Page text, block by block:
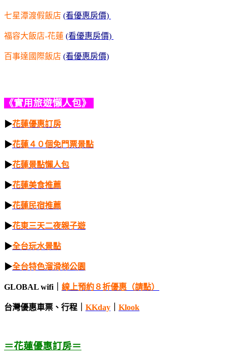
七星潭渡假飯店 (看優惠房價)
福容大飯店-花蓮 (看優惠房價)
百事達國際飯店 (看優惠房價)
《實用旅遊懶人包》
▶花蓮優惠訂房
▶花蓮４０個免門票景點
▶花蓮景點懶人包
▶花蓮美食推薦
▶花蓮民宿推薦
▶花東三天二夜親子遊
▶全台玩水景點
▶全台特色溜滑梯公園
GLOBAL wifi｜ 線上預約８折優惠（請點）
台灣優惠車票、行程｜ KKday Klook
＝花蓮優惠訂房＝